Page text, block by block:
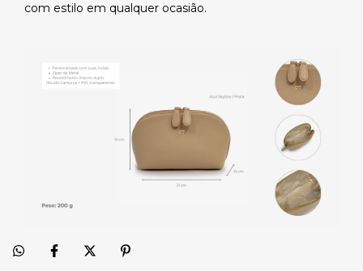
com estilo em qualquer ocasião.